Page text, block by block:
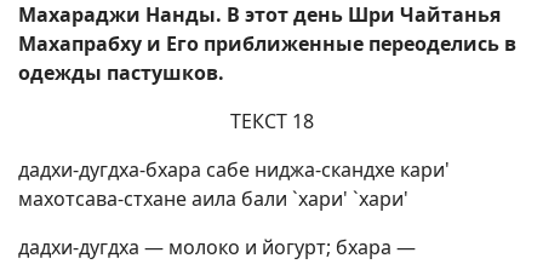
Махараджи Нанды. В этот день Шри Чайтанья
Махапрабху и Его приближенные переоделись в
одежды пастушков.
ТЕКСТ 18
дадхи-дугдха-бхара сабе ниджа-скандхе кари'
махотсава-стхане аила бали `хари' `хари'
дадхи-дугдха — молоко и йогурт; бхара —